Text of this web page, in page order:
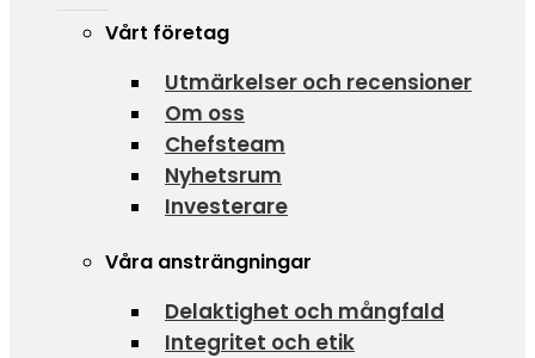
Vårt företag
Utmärkelser och recensioner
Om oss
Chefsteam
Nyhetsrum
Investerare
Våra ansträngningar
Delaktighet och mångfald
Integritet och etik